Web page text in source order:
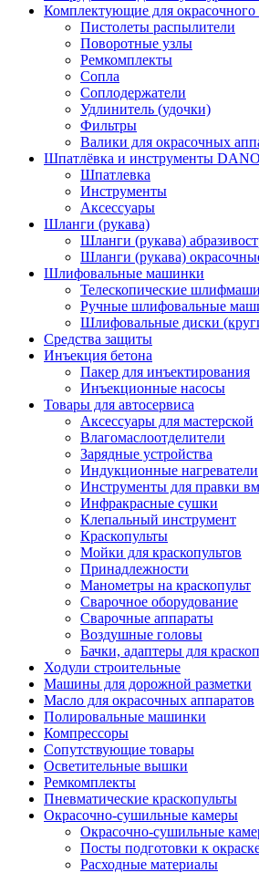
Комплектующие для окрасочного
Пистолеты распылители
Поворотные узлы
Ремкомплекты
Сопла
Соплодержатели
Удлинитель (удочки)
Фильтры
Валики для окрасочных
Шпатлёвка и инструменты
Шпатлевка
Инструменты
Аксессуары
Шланги (рукава)
Шланги (рукава)
Шланги (рукава)
Шлифовальные машинки
Телескопические
Ручные шлифовальные
Шлифовальные диски
Средства защиты
Инъекция бетона
Пакер для инъектирования
Инъекционные насосы
Товары для автосервиса
Аксессуары для мастерской
Влагомаслоотделители
Зарядные устройства
Индукционные нагреватели
Инструменты для правки
Инфракрасные сушки
Клепальный инструмент
Краскопульты
Мойки для краскопультов
Принадлежности
Манометры на краскопульт
Сварочное оборудование
Сварочные аппараты
Воздушные головы
Бачки, адаптеры для
Ходули строительные
Машины для дорожной разметки
Масло для окрасочных аппаратов
Полировальные машинки
Компрессоры
Сопутствующие товары
Осветительные вышки
Ремкомплекты
Пневматические краскопульты
Окрасочно-сушильные камеры
Окрасочно-сушильные
Посты подготовки к
Расходные материалы